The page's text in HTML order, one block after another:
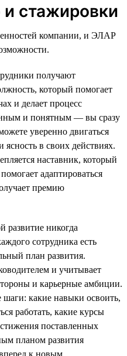
и стажировки
компании, и ЭЛАР
получают
который помогает
и делает процесс
и понятным — вы сразу
уверенно двигаться
ясность в своих действиях.
наставник, который
адаптироваться
премию
никогда
сотрудника есть
план развития.
и учитывает
и карьерные амбиции.
какие навыки освоить,
работать, какие курсы
поставленных
планом развития
к новым